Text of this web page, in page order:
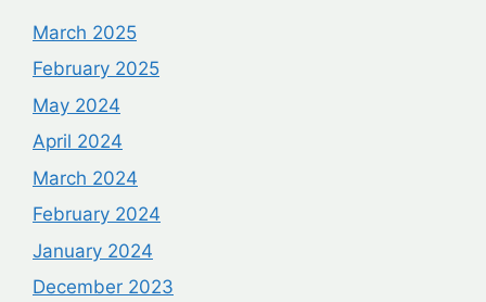
March 2025
February 2025
May 2024
April 2024
March 2024
February 2024
January 2024
December 2023